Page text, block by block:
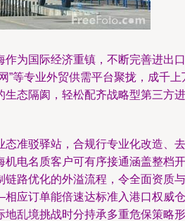
作为国际经济重镇，不断完善进出口
”等专业外贸供需平台聚拢，成千上
生态隔阂，轻松配齐战略型第三方进
态准驳驿站，合规行专业化改造、去
电名质客户可有序接通涵盖整档开
链路优化的外溢流程，令全面资质与
应订单能倍速达标准入港口权威仓
地乱境挑战时分持承多重危保策略形